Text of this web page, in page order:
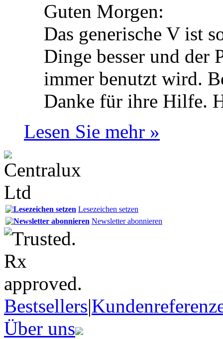
Guten Morgen:
Das generische V ist
Dinge besser und der
immer benutzt wird.
Danke für ihre Hilfe.
Lesen Sie mehr »
Lesezeichen setzen
Newsletter abonnieren
Bestsellers|
Über uns